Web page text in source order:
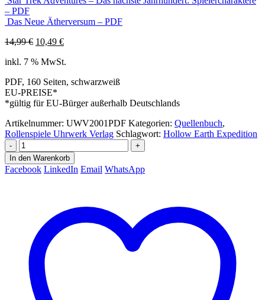
– PDF
Das Neue Ätherversum – PDF
14,99€ Ursprünglicher
war:
10,49 €Aktueller
ist:
inkl. 7 % MwSt.
PDF, 160 Seiten, schwarzweiß
EU-PREISE*
*gültig für EU-Bürger außerhalb Deutschlands
Artikelnummer: UWV2001PDF Kategorien: Quellenbuch,
Rollenspiele Uhrwerk Verlag Schlagwort: Hollow Earth Expedition
-
+
In den Warenkorb
Facebook LinkedIn Email WhatsApp